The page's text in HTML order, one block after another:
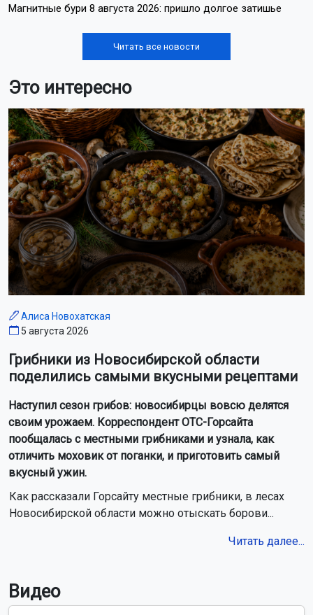
Магнитные бури 8 августа 2026: пришло долгое затишье
Читать все новости
Это интересно
Алиса Новохатская
5 августа 2026
Грибники из Новосибирской области
поделились самыми вкусными рецептами
Наступил сезон грибов: новосибирцы вовсю делятся
своим урожаем. Корреспондент ОТС-Горсайта
пообщалась с местными грибниками и узнала, как
отличить моховик от поганки, и приготовить самый
вкусный ужин.
Как рассказали Горсайту местные грибники, в лесах
Новосибирской области можно отыскать борови...
Читать далее...
Видео